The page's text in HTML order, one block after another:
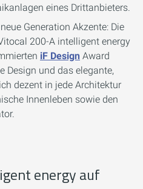
eines Drittanbieters.
Generation Akzente: Die
200-A intelligent energy
iF Design Award
Design und das elegante,
dezent in jede Architektur
Innenleben sowie den
energy auf